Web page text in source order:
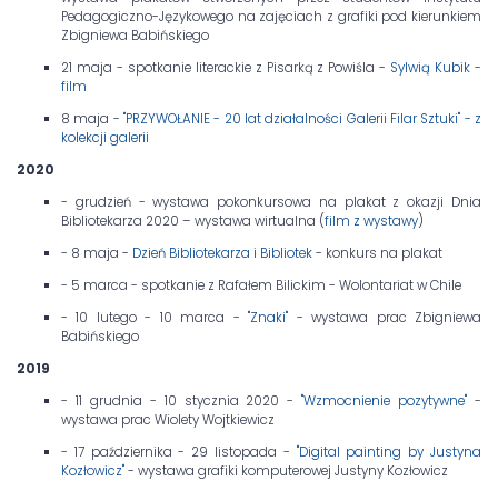
Pedagogiczno-Językowego na zajęciach z grafiki pod kierunkiem
Zbigniewa Babińskiego
21 maja - spotkanie literackie z Pisarką z Powiśla - Sylwią Kubik -
film
8 maja - "PRZYWOŁANIE - 20 lat działalności Galerii Filar Sztuki" - z
kolekcji galerii
2020
- grudzień - wystawa pokonkursowa na plakat z okazji Dnia
Bibliotekarza 2020 – wystawa wirtualna (film z wystawy)
- 8 maja - Dzień Bibliotekarza i Bibliotek- konkurs na plakat
- 5 marca - spotkanie z Rafałem Bilickim - Wolontariat w Chile
- 10 lutego - 10 marca - "Znaki" - wystawa prac Zbigniewa
Babińskiego
2019
- 11 grudnia - 10 stycznia 2020 -"Wzmocnienie pozytywne" -
wystawa prac Wiolety Wojtkiewicz
- 17 października - 29 listopada - "Digital painting by Justyna
Kozłowicz"- wystawa grafiki komputerowej Justyny Kozłowicz